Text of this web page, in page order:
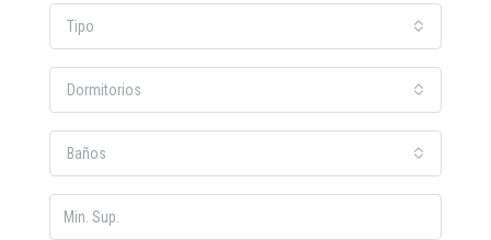
Tipo
Dormitorios
Baños